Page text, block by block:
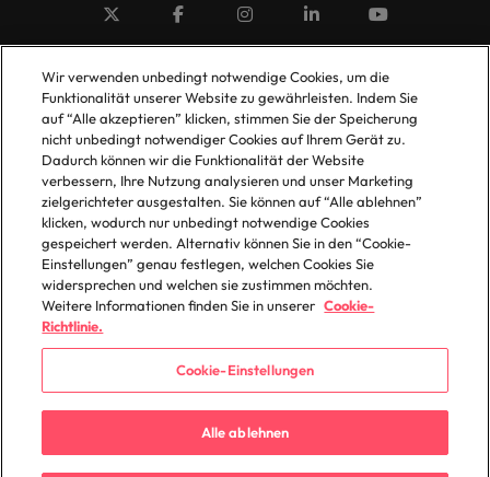
© 2025 Robert Walters Plc. All Rights Reserved.
Wir verwenden unbedingt notwendige Cookies, um die
Funktionalität unserer Website zu gewährleisten. Indem Sie
auf “Alle akzeptieren” klicken, stimmen Sie der Speicherung
nicht unbedingt notwendiger Cookies auf Ihrem Gerät zu.
Dadurch können wir die Funktionalität der Website
verbessern, Ihre Nutzung analysieren und unser Marketing
zielgerichteter ausgestalten. Sie können auf “Alle ablehnen”
klicken, wodurch nur unbedingt notwendige Cookies
gespeichert werden. Alternativ können Sie in den “Cookie-
Einstellungen” genau festlegen, welchen Cookies Sie
widersprechen und welchen sie zustimmen möchten.
Weitere Informationen finden Sie in unserer Cookie-
Richtlinie.
Cookie-Einstellungen
Alle ablehnen